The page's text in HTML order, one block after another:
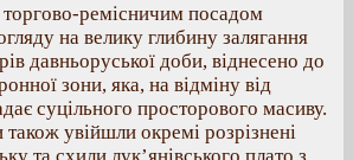
ремісничим посадом
на велику глибину залягання
давньоруської доби, віднесено до
зони, яка, на відміну від
суцільного просторового масиву.
увійшли окремі розрізнені